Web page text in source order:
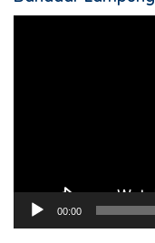
00:00